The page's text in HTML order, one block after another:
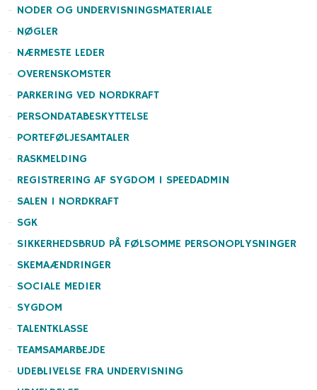
NODER OG UNDERVISNINGSMATERIALE
NØGLER
NÆRMESTE LEDER
OVERENSKOMSTER
PARKERING VED NORDKRAFT
PERSONDATABESKYTTELSE
PORTEFØLJESAMTALER
RASKMELDING
REGISTRERING AF SYGDOM I SPEEDADMIN
SALEN I NORDKRAFT
SGK
SIKKERHEDSBRUD PÅ FØLSOMME PERSONOPLYSNINGER
SKEMAÆNDRINGER
SOCIALE MEDIER
SYGDOM
TALENTKLASSE
TEAMSAMARBEJDE
UDEBLIVELSE FRA UNDERVISNING